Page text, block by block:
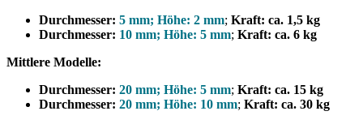
Durchmesser: 5 mm; Höhe: 2 mm; Kraft: ca. 1,5 kg
Durchmesser: 10 mm; Höhe: 5 mm; Kraft: ca. 6 kg
Mittlere Modelle:
Durchmesser: 20 mm; Höhe: 5 mm; Kraft: ca. 15 kg
Durchmesser: 20 mm; Höhe: 10 mm; Kraft: ca. 30 kg